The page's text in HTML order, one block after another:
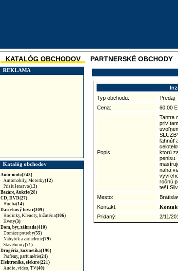
KATALÓG OBCHODOV PARTNERSKÉ OBCHODY
SKUPINOVÉ ZĽAVY NOVINKA
REKLAMA
Katalóg obchodov
Auto-moto(243)
Automobily, Motorky(12)
Príslušenstvo(13)
Bazáre, Aukcie(28)
CD, DVD(27)
Hudba(14)
Darčekový tovar(309)
Hodinky, Klenoty, bižutéria(106)
Kvety(3)
Dom, byt, záhrada(410)
Domáce potreby(55)
Nábytok a zariadenie(79)
Stavebniny(71)
Drogéria, kozmetika(190)
Parfémy, parfumérie(24)
Elektronika, elektro(221)
Audio, video, TV(40)
Typ obchodu:
Predaj
Cena:
60.00
Popis:
Tantra
ľahnúť
ktorú
penisu.
ročnú
teší
Mesto:
Kontakt:
Pridaný:
2/11/